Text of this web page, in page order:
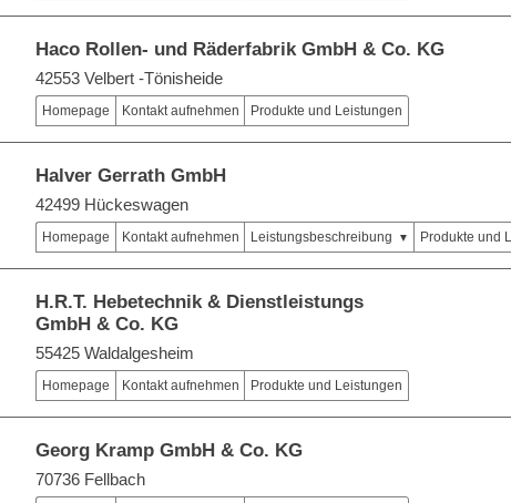
Haco Rollen- und Räderfabrik GmbH & Co. KG
42553 Velbert -Tönisheide
Homepage Kontakt aufnehmen Produkte und Leistungen
Halver Gerrath GmbH
42499 Hückeswagen
Homepage Kontakt aufnehmen Leistungsbeschreibung Produkte und
H.R.T. Hebetechnik & Dienstleistungs
GmbH & Co. KG
55425 Waldalgesheim
Homepage Kontakt aufnehmen Produkte und Leistungen
Georg Kramp GmbH & Co. KG
70736 Fellbach